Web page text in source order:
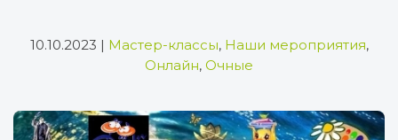
10.10.2023 | Мастер-классы, Наши мероприятия,
Онлайн, Очные